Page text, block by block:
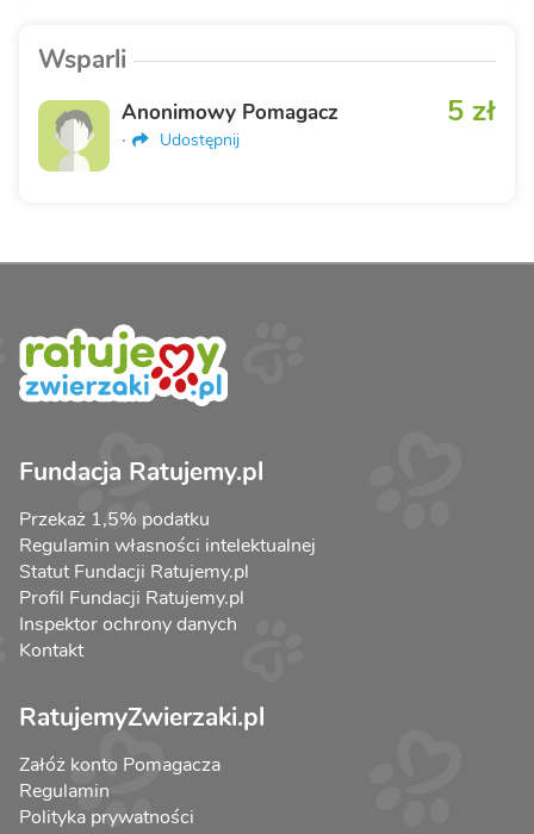
Wsparli
5 zł
Anonimowy Pomagacz
· Udostępnij
Fundacja Ratujemy.pl
Przekaż 1,5% podatku
Regulamin własności intelektualnej
Statut Fundacji Ratujemy.pl
Profil Fundacji Ratujemy.pl
Inspektor ochrony danych
Kontakt
RatujemyZwierzaki.pl
Załóż konto Pomagacza
Regulamin
Polityka prywatności